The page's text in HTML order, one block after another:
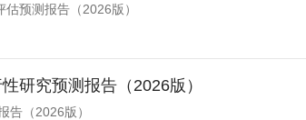
预测报告（2026版）
研究预测报告（2026版）
告（2026版）